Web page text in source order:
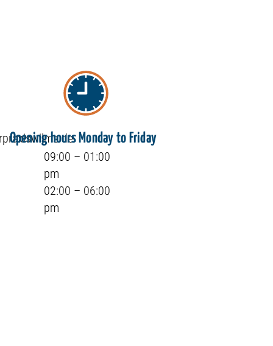
Opening hours Monday to Friday
09:00 – 01:00
pm
02:00 – 06:00
pm